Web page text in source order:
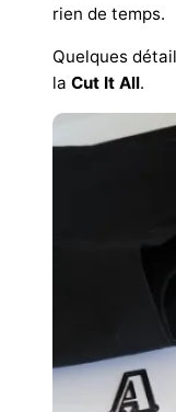
rien de temps.
Quelques
la Cut It All.